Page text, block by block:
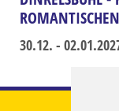
OMANTISCHEN
30.12. -